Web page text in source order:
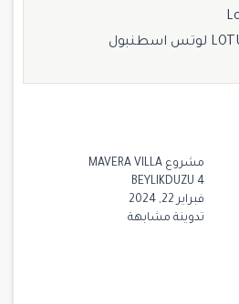
مشروع MAVERA VILLA
BEYLIKDUZU 4
فبراير 22, 2024
تدوينة مشابهة